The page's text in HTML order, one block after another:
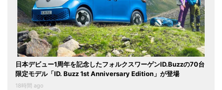
日本デビュー1周年を記念したフォルクスワーゲンID.Buzzの70台
限定モデル「ID. Buzz 1st Anniversary Edition」が登場
18時間 ago